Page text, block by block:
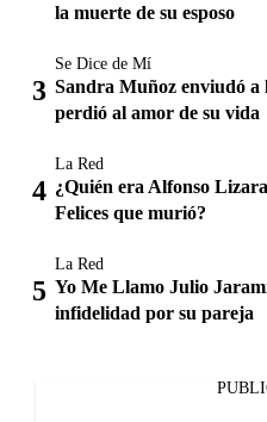
la muerte de su esposo
Se Dice de Mí
Sandra Muñoz enviudó a
perdió al amor de su vida
La Red
¿Quién era Alfonso
Felices que murió?
La Red
Yo Me Llamo Julio
infidelidad por su pareja